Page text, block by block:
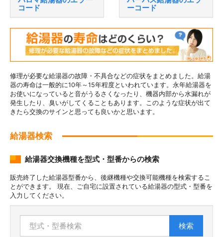
コード
ーコード
修理が必要な給湯器の故障・不具合などの症状をまとめました。給湯
器の寿命は一般的に10年～15年程度といわれています。永年給湯器を
お使いになっていると音がうるさくなったり、機器内部から水漏れが
発生したり、臭いがしてくることもあります。このような症状が出て
きたら交換のサインと思っても良いかと思います。
給湯器検索
給湯器交換機種を型式・型番からの検索
販売終了した給湯器型番から、後継機種や交換可能機種を検索するこ
とができます。 現在、ご自宅に設置されている給湯器の型式・型番を
入力してください。
検索